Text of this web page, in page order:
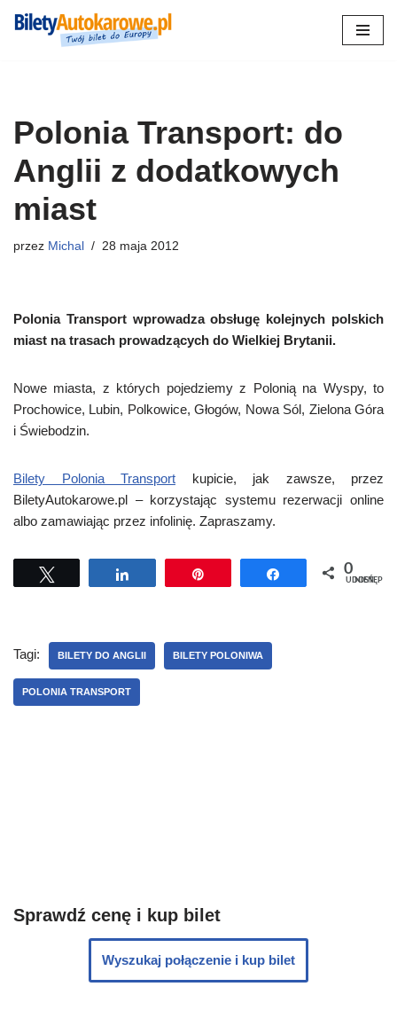
Polonia Transport: do
Anglii z dodatkowych
miast
przez Michal 28 maja 2012
Polonia Transport wprowadza obsługę kolejnych polskich
miast na trasach prowadzących do Wielkiej Brytanii.
Nowe miasta, z których pojedziemy z Polonią na Wyspy, to
Prochowice, Lubin, Polkowice, Głogów, Nowa Sól, Zielona Góra
i Świebodzin.
Bilety Polonia Transport kupicie, jak zawsze, przez
BiletyAutokarowe.pl – korzystając systemu rezerwacji online
albo zamawiając przez infolinię. Zapraszamy.
Udostępnij Udostępnij
0
UDOSTĘPNIEŃ
Tagi: BILETY DO ANGLII BILETY POLONIWA
POLONIA TRANSPORT
Sprawdź cenę i kup bilet
Wyszukaj połączenie i kup bilet